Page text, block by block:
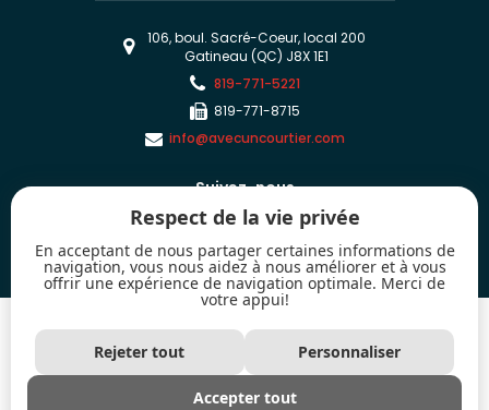
106, boul. Sacré-Coeur, local 200
Gatineau (QC) J8X 1E1
819-771-5221
819-771-8715
info@avecuncourtier.com
Suivez-nous
Les marques de commerce MLS® et Multiple Listing Service® ainsi que les
logos connexes sont la propriété de l'Association canadienne de l’immeuble
(ACI) et mettent en valeur la qualité des services qu'offrent les courtiers et
Utilisées sous licence
Respect de la vie privée
En acceptant de nous partager certaines informations de
navigation, vous nous aidez à nous améliorer et à vous
offrir une expérience de navigation optimale. Merci de
votre appui!
Rejeter tout Personnaliser
Accepter tout